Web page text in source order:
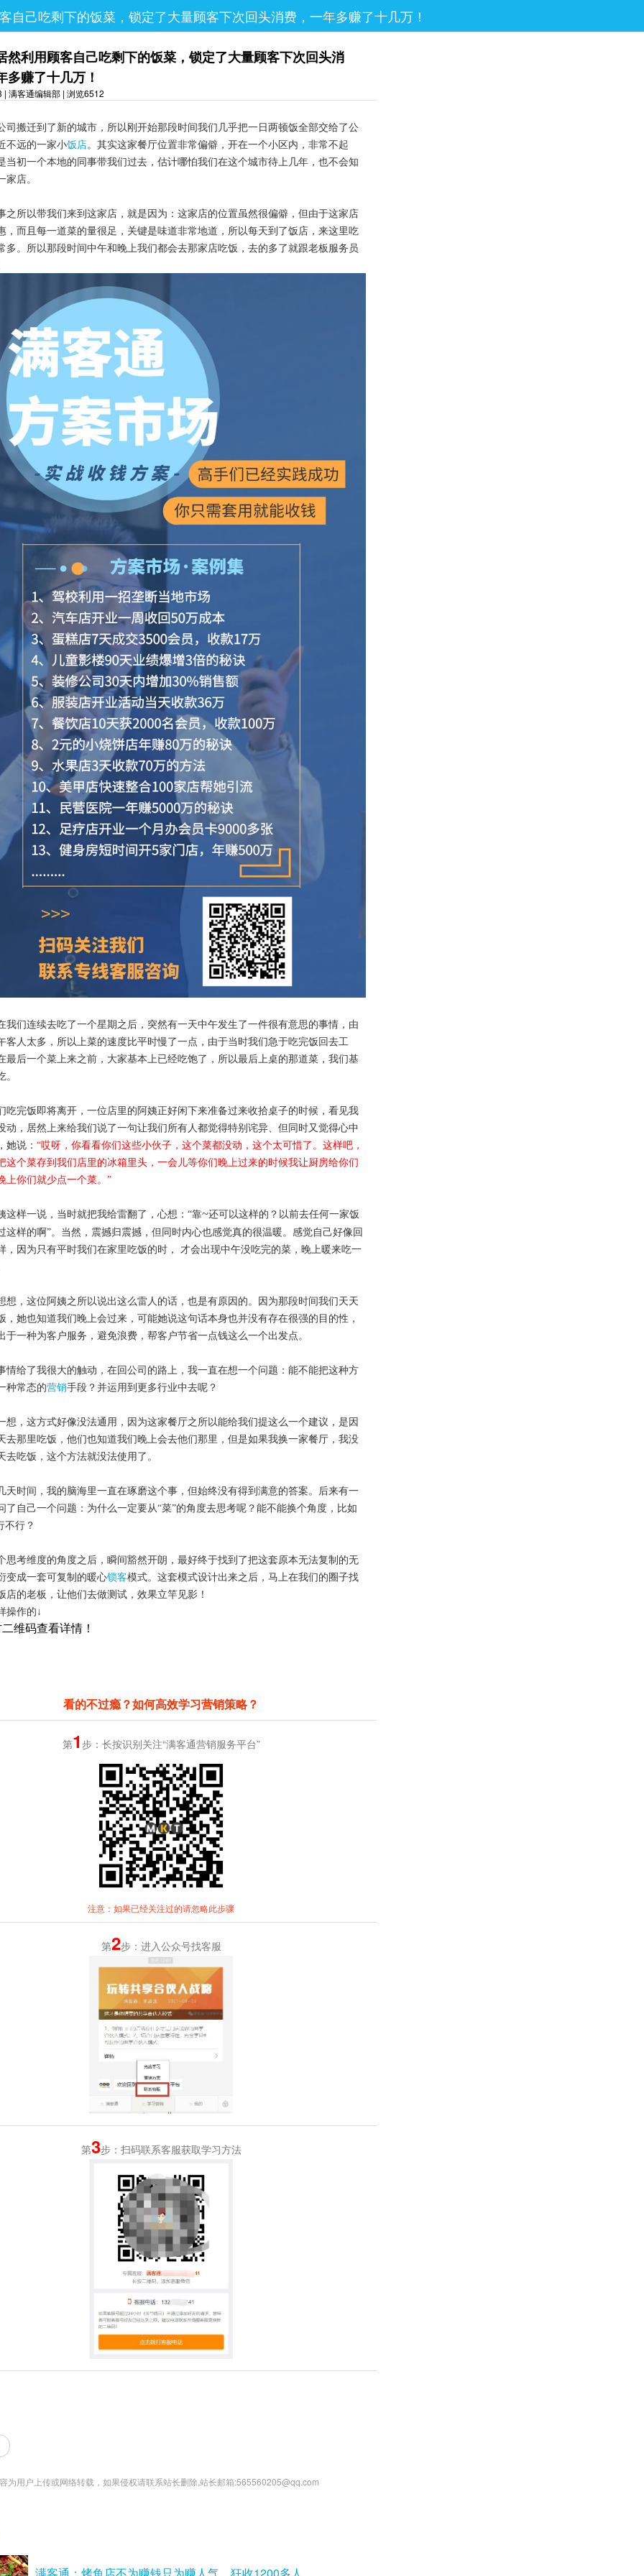
自己吃剩下的饭菜，锁定了大量顾客下次回头消费，一年多赚了十几万！
然利用顾客自己吃剩下的饭菜，锁定了大量顾客下次回头消
多赚了十几万！
| 满客通编辑部 | 浏览6512
司搬迁到了新的城市，所以刚开始那段时间我们几乎把一日两顿饭全部交给了公
不远的一家小饭店。其实这家餐厅位置非常偏僻，开在一个小区内，非常不起
当初一个本地的同事带我们过去，估计哪怕我们在这个城市待上几年，也不会知
家店。
之所以带我们来到这家店，就是因为：这家店的位置虽然很偏僻，但由于这家店
，而且每一道菜的量很足，关键是味道非常地道，所以每天到了饭店，来这里吃
多。所以那段时间中午和晚上我们都会去那家店吃饭，去的多了就跟老板服务员
我们连续去吃了一个星期之后，突然有一天中午发生了一件很有意思的事情，由
客人太多，所以上菜的速度比平时慢了一点，由于当时我们急于吃完饭回去工
最后一个菜上来之前，大家基本上已经吃饱了，所以最后上桌的那道菜，我们基
。
吃完饭即将离开，一位店里的阿姨正好闲下来准备过来收拾桌子的时候，看见我
动，居然上来给我们说了一句让我们所有人都觉得特别诧异、但同时又觉得心中
她说： “哎呀，你看看你们这些小伙子，这个菜都没动，这个太可惜了。这样吧，
这个菜存到我们店里的冰箱里头，一会儿等你们晚上过来的时候我让厨房给你们
上你们就少点一个菜。”
这样一说，当时就把我给雷翻了，心想：“靠~还可以这样的？以前去任何一家饭
这样的啊”。当然，震撼归震撼，但同时内心也感觉真的很温暖。感觉自己好像回
，因为只有平时我们在家里吃饭的时，
才会出现中午没吃完的菜，晚上暖来吃一
想，这位阿姨之所以说出这么雷人的话，也是有原因的。因为那段时间我们天天
，她也知道我们晚上会过来，可能她说这句话本身也并没有存在很强的目的性，
于一种为客户服务，避免浪费，帮客户节省一点钱这么一个出发点。
情给了我很大的触动，在回公司的路上，我一直在想一个问题：能不能把这种方
种常态的营销手段？并运用到更多行业中去呢？
想，这方式好像没法通用，因为这家餐厅之所以能给我们提这么一个建议，是因
去那里吃饭，他们也知道我们晚上会去他们那里，但是如果我换一家餐厅，我没
去吃饭，这个方法就没法使用了。
天时间，我的脑海里一直在琢磨这个事，但始终没有得到满意的答案。后来有一
了自己一个问题：为什么一定要从“菜”的角度去思考呢？能不能换个角度，比如
不行？
思考维度的角度之后，瞬间豁然开朗，最好终于找到了把这套原本无法复制的无
变成一套可复制的暖心锁客模式。这套模式设计出来之后，马上在我们的圈子找
店的老板，让他们去做测试，效果立竿见影！
操作的↓
维码查看详情！
看的不过瘾？如何高效学习营销策略？
第1 步：长按识别关注“满客通营销服务平台”
注意：如果已经关注过的请忽略此步骤
第2步：进入公众号找客服
第3步：扫码联系客服获取学习方法
为用户上传或网络转载，如果侵权请联系站长删除,站长邮箱:565560205@qq.com
满客通：烤鱼店不为赚钱只为赚人气，狂收1200多人